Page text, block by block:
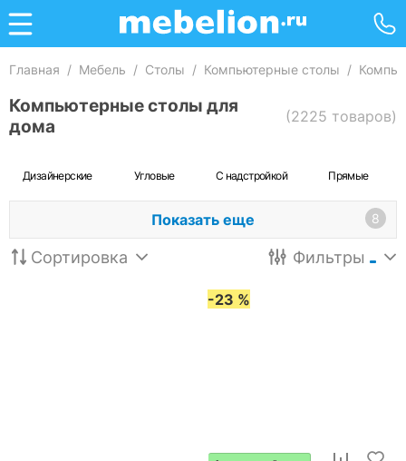
Главная / Мебель / Столы / Компьютерные столы /
Компьютерные столы для
дома
(2225 товаров)
Дизайнерские Угловые С надстройкой Прямые
Показать еще 8
Сортировка Фильтры
-23 %